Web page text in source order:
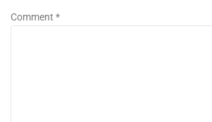
Comment *